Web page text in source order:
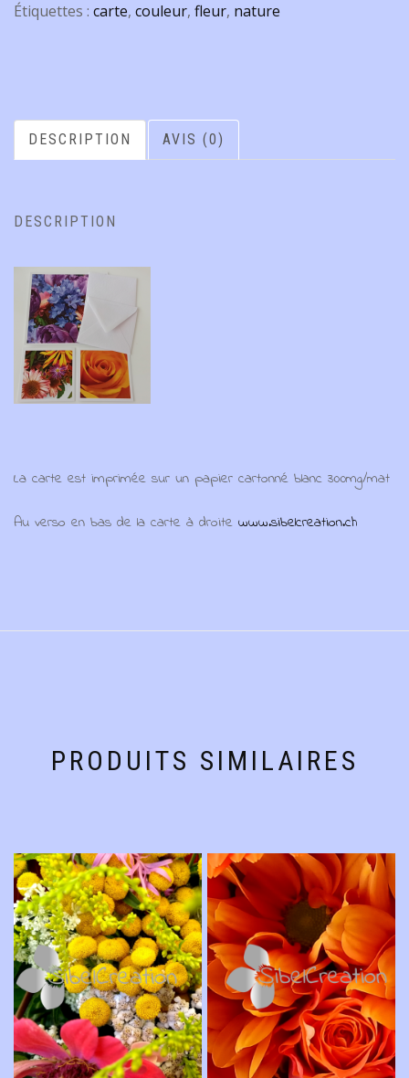
Étiquettes : carte, couleur, fleur, nature
DESCRIPTION AVIS (0)
DESCRIPTION
La carte est imprimée sur un papier cartonné blanc 300mg/mat
Au verso en bas de la carte à droite www.sibelcreation.ch
PRODUITS SIMILAIRES